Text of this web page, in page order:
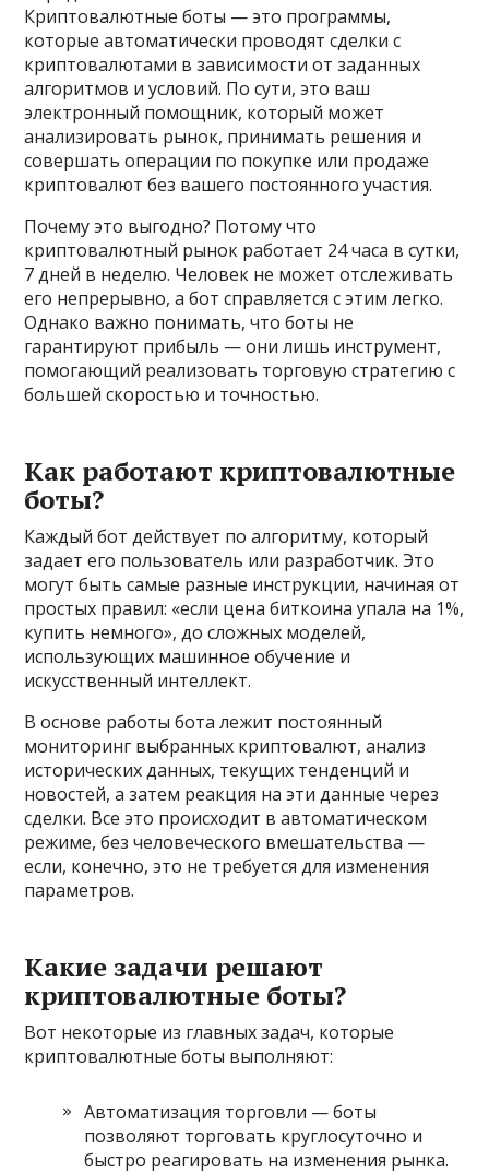
Криптовалютные боты — это программы,
которые автоматически проводят сделки с
криптовалютами в зависимости от заданных
алгоритмов и условий. По сути, это ваш
электронный помощник, который может
анализировать рынок, принимать решения и
совершать операции по покупке или продаже
криптовалют без вашего постоянного участия.
Почему это выгодно? Потому что
криптовалютный рынок работает 24 часа в сутки,
7 дней в неделю. Человек не может отслеживать
его непрерывно, а бот справляется с этим легко.
Однако важно понимать, что боты не
гарантируют прибыль — они лишь инструмент,
помогающий реализовать торговую стратегию с
большей скоростью и точностью.
Как работают криптовалютные
боты?
Каждый бот действует по алгоритму, который
задает его пользователь или разработчик. Это
могут быть самые разные инструкции, начиная от
простых правил: «если цена биткоина упала на 1%,
купить немного», до сложных моделей,
использующих машинное обучение и
искусственный интеллект.
В основе работы бота лежит постоянный
мониторинг выбранных криптовалют, анализ
исторических данных, текущих тенденций и
новостей, а затем реакция на эти данные через
сделки. Все это происходит в автоматическом
режиме, без человеческого вмешательства —
если, конечно, это не требуется для изменения
параметров.
Какие задачи решают
криптовалютные боты?
Вот некоторые из главных задач, которые
криптовалютные боты выполняют:
Автоматизация торговли — боты
позволяют торговать круглосуточно и
быстро реагировать на изменения рынка.